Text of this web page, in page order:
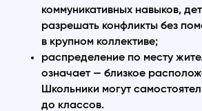
коммуникативных навыков,
разрешать конфликты без
в крупном коллективе;
распределение по месту
означает — близкое
Школьники могут
до классов.